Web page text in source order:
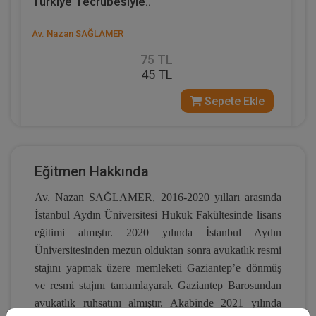
Av. Nazan SAĞLAMER
75 TL
45 TL
Sepete Ekle
Eğitmen Hakkında
Av. Nazan SAĞLAMER, 2016-2020 yılları arasında
İstanbul Aydın Üniversitesi Hukuk Fakültesinde lisans
eğitimi almıştır. 2020 yılında İstanbul Aydın
Üniversitesinden mezun olduktan sonra avukatlık resmi
stajını yapmak üzere memleketi Gaziantep’e dönmüş
ve resmi stajını tamamlayarak Gaziantep Barosundan
avukatlık ruhsatını almıştır. Akabinde 2021 yılında